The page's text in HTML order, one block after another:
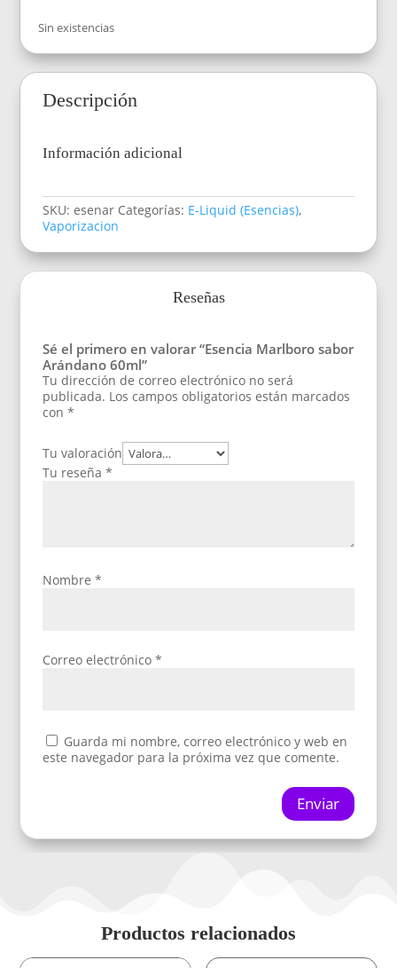
Sin existencias
Descripción
Información adicional
SKU:esenar Categorías: E-Liquid (Esencias),
Vaporizacion
Reseñas
Sé el primero en valorar “Esencia Marlboro sabor
Arándano 60ml”
Tu dirección de correo electrónico no será
publicada. Los campos obligatorios están marcados
con*
Tu valoración
Tu reseña*
Nombre*
Correo electrónico*
Guarda mi nombre, correo electrónico y web en
este navegador para la próxima vez que comente.
Enviar
Productos relacionados